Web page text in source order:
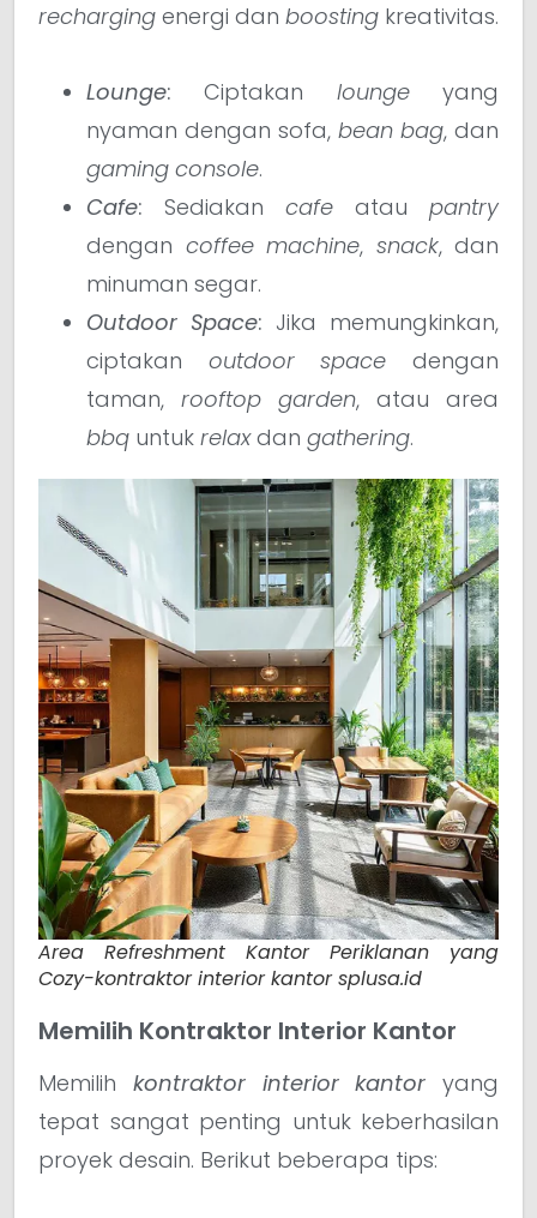
recharging energi dan boosting kreativitas.
Lounge: Ciptakan loungeyang
nyaman dengan sofa, bean bag, dan
gaming console.
Cafe: Sediakan cafe atau pantry
dengan coffee machine, snack, dan
minuman segar.
Outdoor Space: Jika memungkinkan,
ciptakan outdoor space dengan
taman, rooftop garden, atau area
bbq untuk relaxdan gathering.
Area Refreshment Kantor Periklanan yang
Cozy-kontraktor interior kantor splusa.id
Memilih Kontraktor Interior Kantor
Memilih kontraktor interior kantor yang
tepat sangat penting untuk keberhasilan
proyek desain. Berikut beberapa tips: